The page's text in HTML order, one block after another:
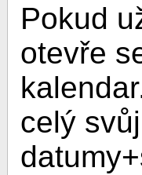
Pokud
otevře
celý